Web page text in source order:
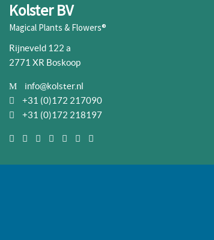
Kolster BV
Magical Plants & Flowers®
Rijneveld 122 a
2771 XR Boskoop
info@kolster.nl
+31 (0)172 217090
+31 (0)172 218197